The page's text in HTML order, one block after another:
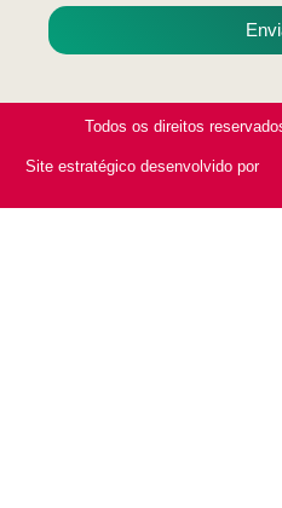
Todos os direitos
Site estratégico desenvolvido por